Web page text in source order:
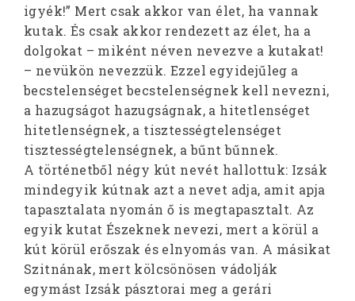
igyék!” Mert csak akkor van élet, ha vannak
kutak. És csak akkor rendezett az élet, ha a
dolgokat – miként néven nevezve a kutakat!
– nevükön nevezzük. Ezzel egyidejűleg a
becstelenséget becstelenségnek kell nevezni,
a hazugságot hazugságnak, a hitetlenséget
hitetlenségnek, a tisztességtelenséget
tisztességtelenségnek, a bűnt bűnnek.
A történetből négy kút nevét hallottuk: Izsák
mindegyik kútnak azt a nevet adja, amit apja
tapasztalata nyomán ő is megtapasztalt. Az
egyik kutat Észeknek nevezi, mert a körül a
kút körül erőszak és elnyomás van. A másikat
Szitnának, mert kölcsönösen vádolják
egymást Izsák pásztorai meg a gerári